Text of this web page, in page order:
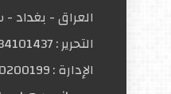
العراق - بغداد
التحریر :
الإدارة :